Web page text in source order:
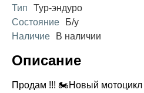
Тип
Тур-эндуро
Состояние
Б/у
Наличие
В наличии
Описание
Продам !!! 🏍️Новый мотоцикл